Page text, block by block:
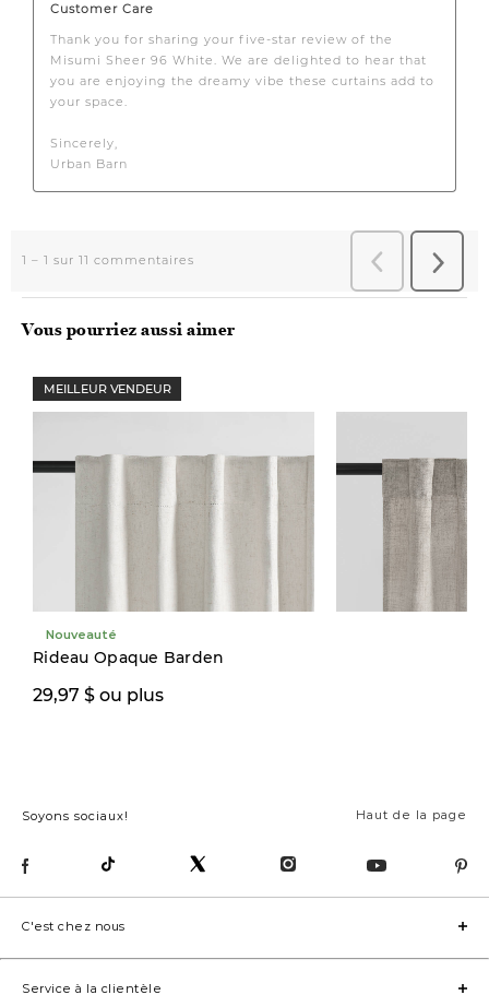
Vous pourriez aussi aimer
MEILLEUR VENDEUR
Nouveauté
Rideau Opaque Barden
29,97 $ ou plus
Haut de la page
Soyons sociaux!
C'est chez nous
Service à la clientèle